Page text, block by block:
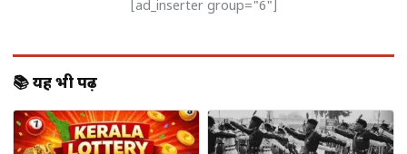
100% एथेनॉल की ओर बढ़ता
[ad_inserter group="6"]
📚 यह भी पढ़ें